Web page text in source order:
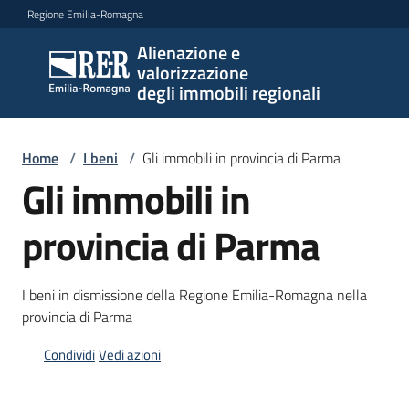
Vai al contenuto
Vai alla navigazione
Vai al footer
Regione Emilia-Romagna
Alienazione e
valorizzazione
degli immobili regionali
Alienazione e
valorizzazione
degli immobili
I
Menu selezionato
piano
Home / I beni / Gli immobili in provincia di Parma
Gli immobili in
provincia di Parma
I beni in dismissione della Regione Emilia-Romagna nella
provincia di Parma
CondividiVedi azioni